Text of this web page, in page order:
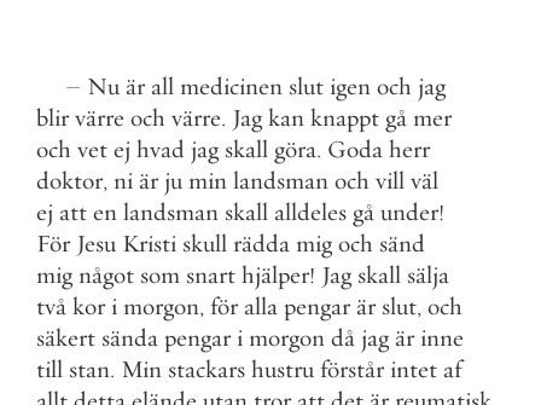
– Nu är all medicinen slut igen och jag
blir värre och värre. Jag kan knappt gå mer
och vet ej hvad jag skall göra. Goda herr
doktor, ni är ju min landsman och vill väl
ej att en landsman skall alldeles gå under!
För Jesu Kristi skull rädda mig och sänd
mig något som snart hjälper! Jag skall sälja
två kor i morgon, för alla pengar är slut, och
säkert sända pengar i morgon då jag är inne
till stan. Min stackars hustru förstår intet af